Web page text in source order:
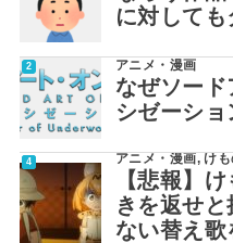
に対しても
アニメ・漫画
なぜソード
シゼーショ
アニメ・漫画, け
【悲報】
きを返せ
ない替え